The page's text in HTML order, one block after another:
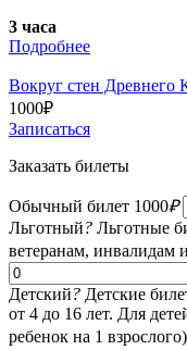
3 часа
Подробнее
Вокруг стен Древнего
1000₽
Записаться
Заказать билеты
Обычный билет 1000₽
Льготный? Льготные
ветеранам, инвалидам
Детский? Детские
от 4 до 16 лет. Для
ребенок на 1